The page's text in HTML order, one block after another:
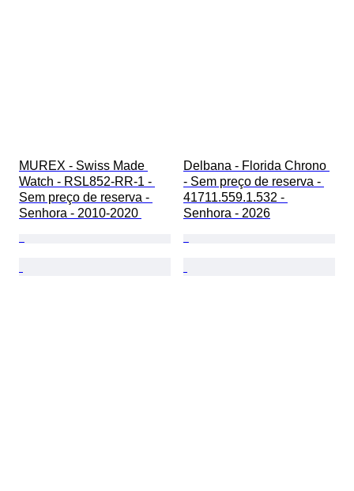
MUREX - Swiss Made
Watch - RSL852-RR-1 -
Sem preço de reserva -
Senhora - 2010-2020
Delbana - Florida Chrono
- Sem preço de reserva -
41711.559.1.532 -
Senhora - 2026